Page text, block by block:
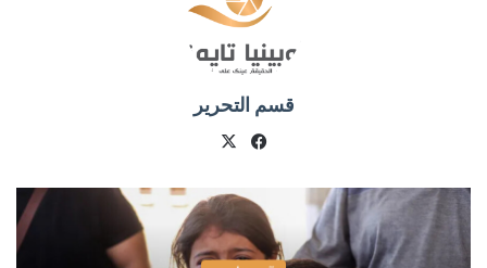
قسم التحرير
فيسبوك